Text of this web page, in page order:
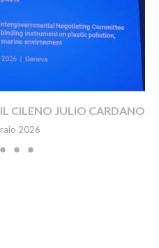
CILENO JULIO CARDANO
2026